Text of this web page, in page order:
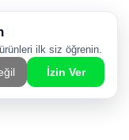
Hattı